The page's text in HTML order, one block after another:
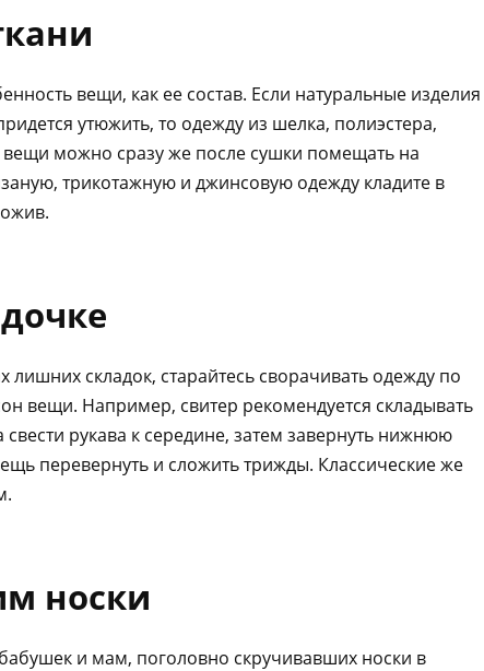
вещи, как ее состав. Если натуральные изделия
утюжить, то одежду из шелка, полиэстера,
вещи можно сразу же после сушки помещать на
трикотажную и джинсовую одежду кладите в
складок, старайтесь сворачивать одежду по
вещи. Например, свитер рекомендуется складывать
рукава к середине, затем завернуть нижнюю
перевернуть и сложить трижды. Классические же
носки
и мам, поголовно скручивавших носки в